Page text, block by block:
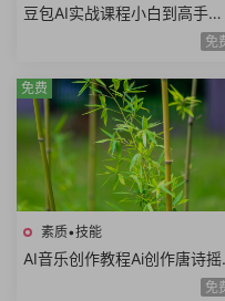
豆包AI实战课程小白到高手速
成豆包智能体AI写作辅助内容
免
素质•技能
AI音乐创作教程Ai创作唐诗摇
滚AI复活老照片AI制作MV情
免
免费